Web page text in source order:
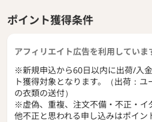
ポイント獲得条件
アフィリエイト広告を利用していま
※新規申込から60日以内に出荷/入
ト獲得対象となります。（出荷：
の衣類の送付）
※虚偽、重複、注文不備・不正・イ
他不正と思われる申し込みはポイン